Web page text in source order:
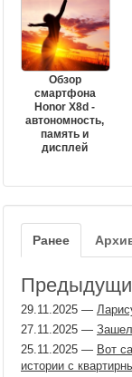
Обзор
смартфона
Honor X8d -
автономность,
память и
дисплей
Ранее
29.11.2025 —
27.11.2025 —
25.11.2025 — Вот
истории с